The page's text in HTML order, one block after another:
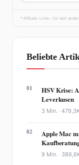
* Affiliate-Links – für dich
Beliebte
01
HSV Krise:
Leverkusen
3 Min. ·
02
Apple Mac
9 Min. ·